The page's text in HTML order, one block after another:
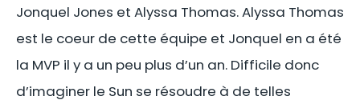
Jonquel Jones et Alyssa Thomas. Alyssa Thomas
est le coeur de cette équipe et Jonquel en a été
la MVP il y a un peu plus d’un an. Difficile donc
d’imaginer le Sun se résoudre à de telles